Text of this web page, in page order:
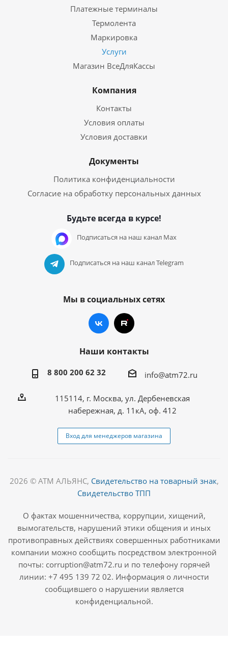
Платежные терминалы
Термолента
Маркировка
Услуги
Магазин ВсеДляКассы
Компания
Контакты
Условия оплаты
Условия доставки
Документы
Политика конфиденциальности
Согласие на обработку персональных данных
Будьте всегда в курсе!
Подписаться на наш канал Max
Подписаться на наш канал Telegram
Мы в социальных сетях
Наши контакты
8 800 200 62 32 info@atm72.ru
115114, г. Москва, ул. Дербеневская
набережная, д. 11кА, оф. 412
Вход для менеджеров магазина
2026 © АТМ АЛЬЯНС, Свидетельство на товарный знак,
Свидетельство ТПП
О фактах мошенничества, коррупции, хищений,
вымогательств, нарушений этики общения и иных
противоправных действиях совершенных работниками
компании можно сообщить посредством электронной
почты: corruption@atm72.ru и по телефону горячей
линии: +7 495 139 72 02. Информация о личности
сообщившего о нарушении является
конфиденциальной.